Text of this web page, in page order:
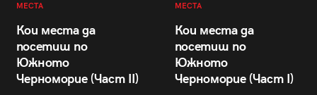
МЕСТА
Кои места да
посетиш по
Южното
Черноморие (Част II)
МЕСТА
Кои места да
посетиш по
Южното
Черноморие (Част I)